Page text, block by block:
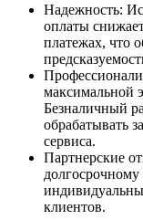
Надежность:
оплаты
платежах, что
максимальной
Безналичный
обрабатывать
сервиса.
Партнерские
долгосрочному
клиентов.